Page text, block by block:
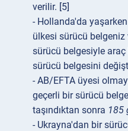
verilir. [5]
- Hollanda'da
ülkesi sürücü belgeniz
sürücü belgesiyle
sürücü belgesini
- AB/EFTA üyesi
geçerli bir sürücü
taşındıktan sonra 185
- Ukrayna'dan bir